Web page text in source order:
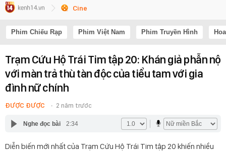
Cine
Phim Chiếu Rạp Phim Việt Nam Phim Truyền Hình
Trạm Cứu Hộ Trái Tim tập 20: Khán giả phẫn nộ
với màn trả thù tàn độc của tiểu tam với gia
đình nữ chính
ĐƯỢC ĐƯỢC 2 năm trước
Nghe đọc bài 2:34
Diễn biến mới nhất của Trạm Cứu Hộ Trái Tim tập 20 khiến nhiều